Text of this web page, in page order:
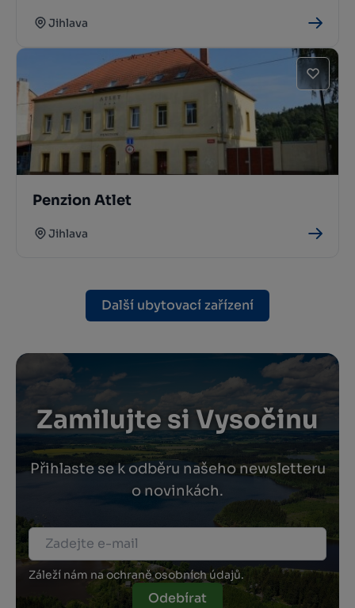
Jihlava
Penzion Atlet
Jihlava
Další ubytovací zařízení
Zamilujte si Vysočinu
Přihlaste se k odběru našeho newsletteru
o novinkách.
Záleží nám na ochraně osobních údajů.
Odebírat